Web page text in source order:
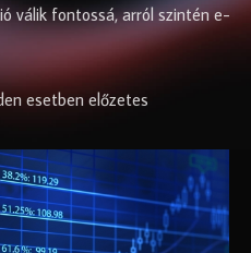
válik fontossá, arról szintén e-
esetben előzetes